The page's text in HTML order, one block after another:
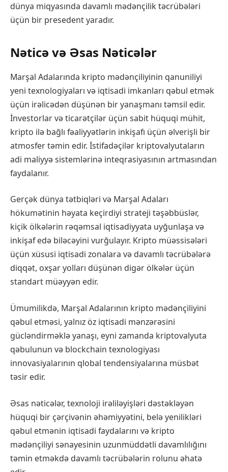
dünya miqyasında davamlı mədənçilik təcrübələri
üçün bir presedent yaradır.
Nəticə və Əsas Nəticələr
Marşal Adalarında kripto mədənçiliyinin qanuniliyi
yeni texnologiyaları və iqtisadi imkanları qəbul etmək
üçün irəlicədən düşünən bir yanaşmanı təmsil edir.
İnvestorlar və ticarətçilər üçün sabit hüquqi mühit,
kripto ilə bağlı fəaliyyətlərin inkişafı üçün əlverişli bir
atmosfer təmin edir. İstifadəçilər kriptovalyutaların
adi maliyyə sistemlərinə inteqrasiyasının artmasından
faydalanır.
Gerçək dünya tətbiqləri və Marşal Adaları
hökumətinin həyata keçirdiyi strateji təşəbbüslər,
kiçik ölkələrin rəqəmsal iqtisadiyyata uyğunlaşa və
inkişaf edə biləcəyini vurğulayır. Kripto müəssisələri
üçün xüsusi iqtisadi zonalara və davamlı təcrübələrə
diqqət, oxşar yolları düşünən digər ölkələr üçün
standart müəyyən edir.
Ümumilikdə, Marşal Adalarının kripto mədənçiliyini
qəbul etməsi, yalnız öz iqtisadi mənzərəsini
gücləndirməklə yanaşı, eyni zamanda kriptovalyuta
qəbulunun və blockchain texnologiyası
innovasiyalarının qlobal tendensiyalarına müsbət
təsir edir.
Əsas nəticələr, texnoloji irəliləyişləri dəstəkləyən
hüquqi bir çərçivənin əhəmiyyətini, belə yenilikləri
qəbul etmənin iqtisadi faydalarını və kripto
mədənçiliyi sənayesinin uzunmüddətli davamlılığını
təmin etməkdə davamlı təcrübələrin rolunu əhatə